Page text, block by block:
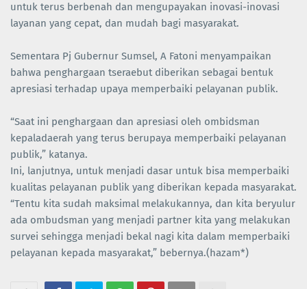
untuk terus berbenah dan mengupayakan inovasi-inovasi
layanan yang cepat, dan mudah bagi masyarakat.
Sementara Pj Gubernur Sumsel, A Fatoni menyampaikan
bahwa penghargaan tseraebut diberikan sebagai bentuk
apresiasi terhadap upaya memperbaiki pelayanan publik.
“Saat ini penghargaan dan apresiasi oleh ombidsman
kepaladaerah yang terus berupaya memperbaiki pelayanan
publik,” katanya.
Ini, lanjutnya, untuk menjadi dasar untuk bisa memperbaiki
kualitas pelayanan publik yang diberikan kepada masyarakat.
“Tentu kita sudah maksimal melakukannya, dan kita beryulur
ada ombudsman yang menjadi partner kita yang melakukan
survei sehingga menjadi bekal nagi kita dalam memperbaiki
pelayanan kepada masyarakat,” bebernya.(hazam*)